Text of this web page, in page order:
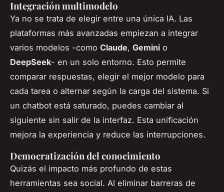
Integración multimodelo
Ya no se trata de elegir entre una única IA. Las
plataformas más avanzadas empiezan a integrar
varios modelos -como Claude, Gemini o
DeepSeek- en un solo entorno. Esto permite
comparar respuestas, elegir el mejor modelo para
cada tarea o alternar según la carga del sistema. Si
un chatbot está saturado, puedes cambiar al
siguiente sin salir de la interfaz. Esta unificación
mejora la experiencia y reduce las interrupciones.
Democratización del conocimiento
Quizás el impacto más profundo de estas
herramientas sea social. Al eliminar barreras de